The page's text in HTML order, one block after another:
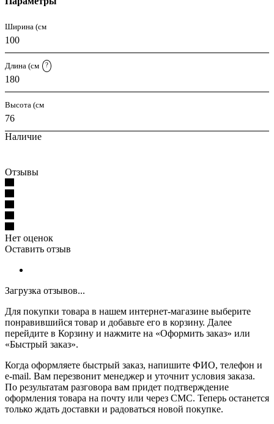
Ширина (см
100
Длина (см ?
180
Высота (см
76
Наличие
Отзывы
Нет оценок
Оставить отзыв
Загрузка отзывов...
Для покупки товара в нашем интернет-магазине выберите
понравившийся товар и добавьте его в корзину. Далее
перейдите в Корзину и нажмите на «Оформить заказ» или
«Быстрый заказ».
Когда оформляете быстрый заказ, напишите ФИО, телефон и
e-mail. Вам перезвонит менеджер и уточнит условия заказа.
По результатам разговора вам придет подтверждение
оформления товара на почту или через СМС. Теперь останется
только ждать доставки и радоваться новой покупке.